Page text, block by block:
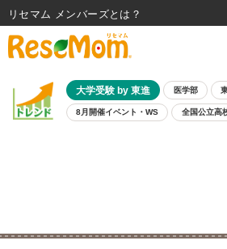
大学受験 by 東進 医学部
8月開催イベント・WS 全国公立高
リセマム メンバーズ